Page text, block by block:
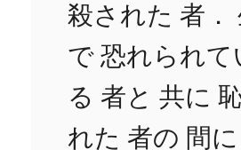
殺された 者．
で 恐れられ
る 者と 共に
れた 者の 間